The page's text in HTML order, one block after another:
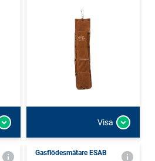
Visa
Gasflödesmätare ESAB